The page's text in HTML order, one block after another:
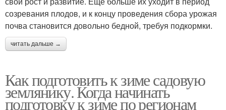
созревания плодов, и к концу проведения сбора урожая
почва становится довольно бедной, требуя подкормки.
читать дальше →
Как подготовить к зиме садовую
землянику. Когда начинать
подготовку к зиме по регионам